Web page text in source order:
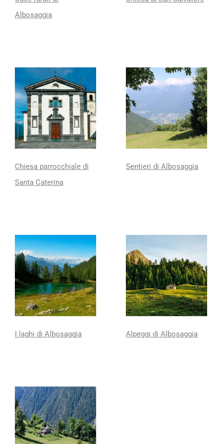
Albosaggia
Chiesa parrocchiale di
Santa Caterina
Sentieri di Albosaggia
I laghi di Albosaggia Alpeggi di Albosaggia